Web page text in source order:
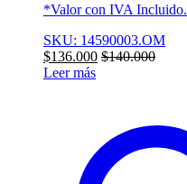
*Valor con IVA Incluido.
SKU: 14590003.OM
$136.000 $140.000
Leer más